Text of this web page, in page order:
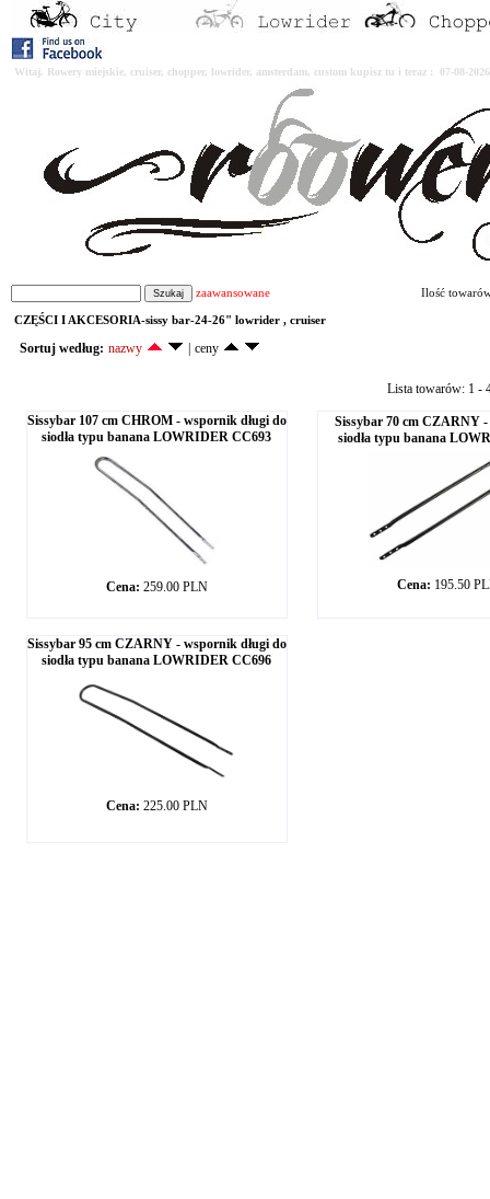
Witaj. Rowery miejskie, cruiser, chopper, lowrider, amsterdam, custom kupisz tu i teraz : 07-08-
zaawansowane Ilość
CZĘŚCI I AKCESORIA-sissy bar-24-26" lowrider , cruiser
Sortuj według: nazwy ceny
Lista towarów: 1 -
Sissybar 107 cm CHROM - wspornik długi do
siodła typu banana LOWRIDER CC693
Cena: 259.00 PLN
Sissybar 70 cm CZARNY
siodła typu banana
Cena: 195.50
Sissybar 95 cm CZARNY - wspornik długi do
siodła typu banana LOWRIDER CC696
Cena: 225.00 PLN